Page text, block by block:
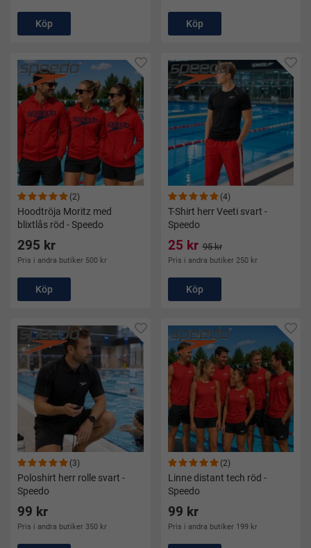
Köp Köp
(2)
Hoodtröja Moritz med
blixtlås röd - Speedo
295 kr
Pris i andra butiker 500 kr
Köp
(4)
T-Shirt herr Veeti svart -
Speedo
25 kr 95 kr
Pris i andra butiker 250 kr
Köp
(3)
Poloshirt herr rolle svart -
Speedo
99 kr
Pris i andra butiker 350 kr
(2)
Linne distant tech röd -
Speedo
99 kr
Pris i andra butiker 199 kr